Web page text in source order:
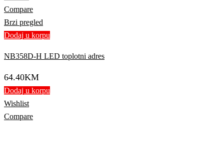
Compare
Brzi pregled
Dodaj u korpu
NB358D-H LED toplotni adres
64.40KM
Dodaj u korpu
Wishlist
Compare